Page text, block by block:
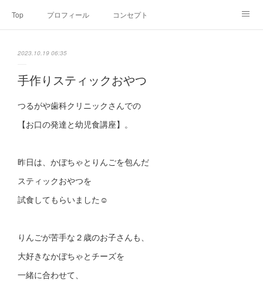
Top プロフィール コンセプト
2023.10.19 06:35
手作りスティックおやつ
つるがや歯科クリニックさんでの
【お口の発達と幼児食講座】。
昨日は、かぼちゃとりんごを包んだ
スティックおやつを
試食してもらいました☺
りんごが苦手な２歳のお子さんも、
大好きなかぼちゃとチーズを
一緒に合わせて、